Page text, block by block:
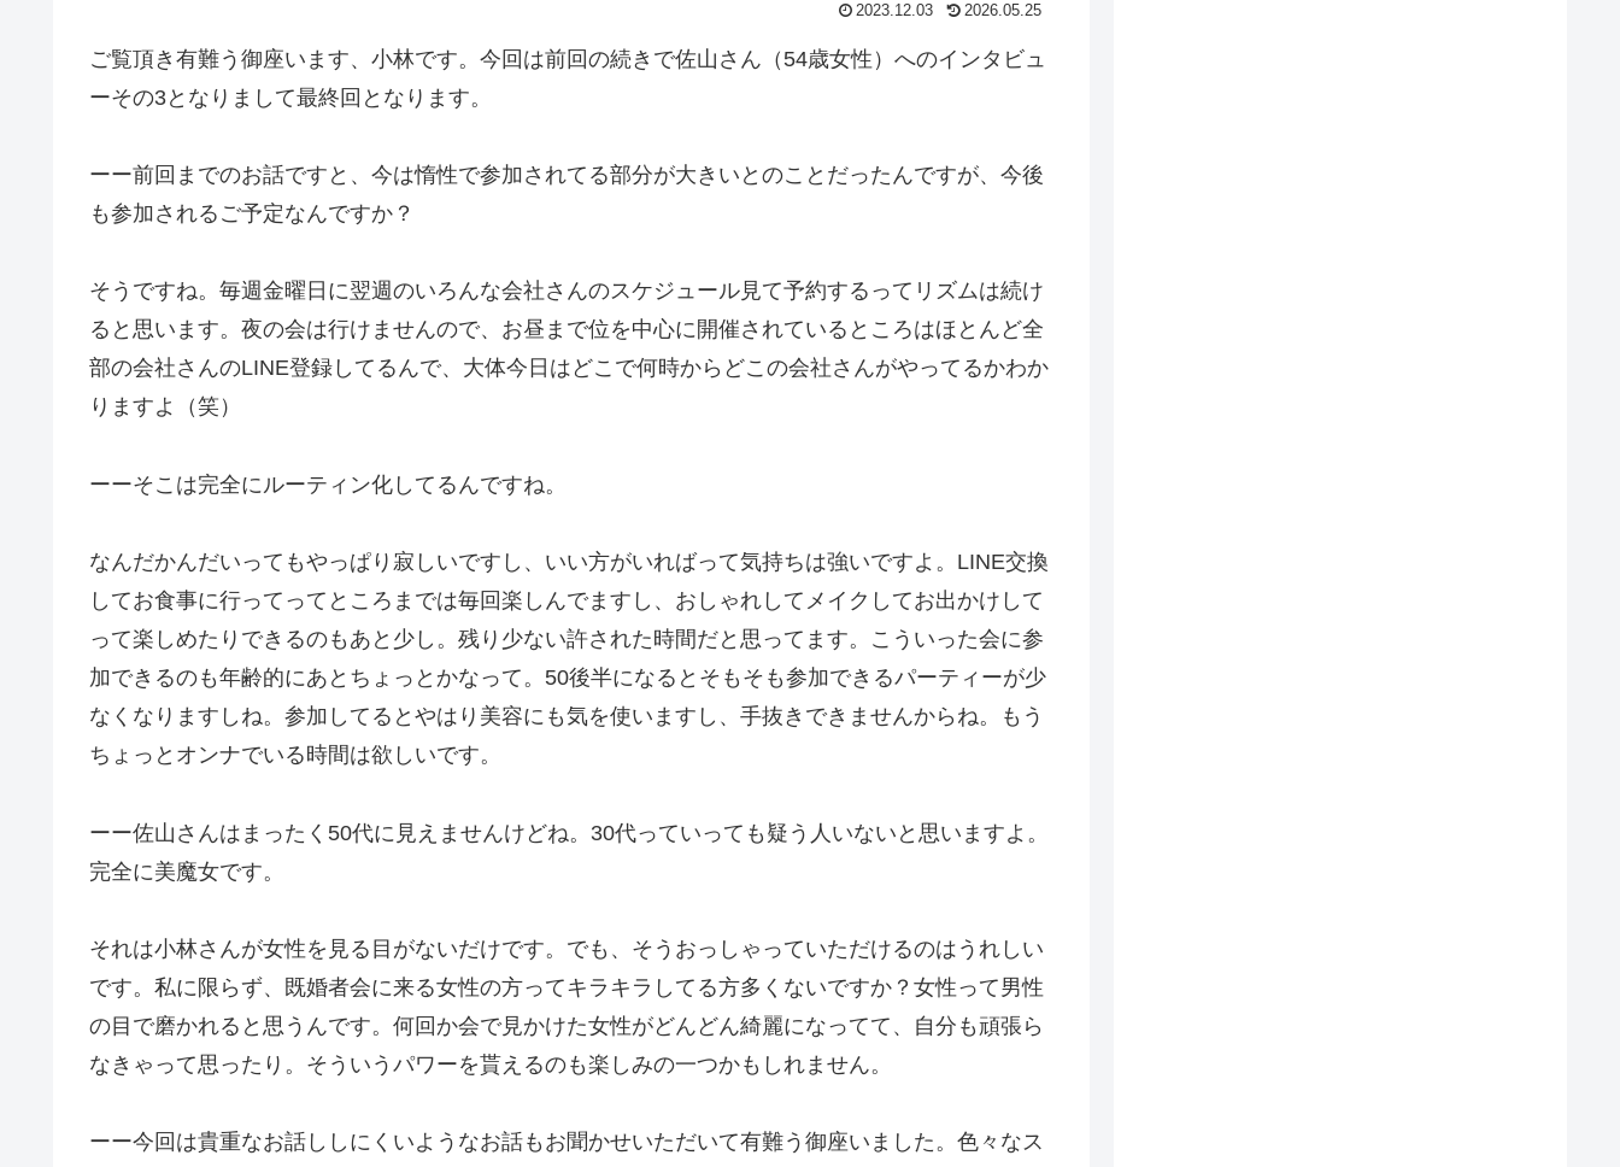
2023.12.03 2026.05.25
ご覧頂き有難う御座います、小林です。今回は前回の続きで佐山さん（54歳女性）へのインタビュ
ーその3となりまして最終回となります。
ーー前回までのお話ですと、今は惰性で参加されてる部分が大きいとのことだったんですが、今後
も参加されるご予定なんですか？
そうですね。毎週金曜日に翌週のいろんな会社さんのスケジュール見て予約するってリズムは続け
ると思います。夜の会は行けませんので、お昼まで位を中心に開催されているところはほとんど全
部の会社さんのLINE登録してるんで、大体今日はどこで何時からどこの会社さんがやってるかわか
りますよ（笑）
ーーそこは完全にルーティン化してるんですね。
なんだかんだいってもやっぱり寂しいですし、いい方がいればって気持ちは強いですよ。LINE交換
してお食事に行ってってところまでは毎回楽しんでますし、おしゃれしてメイクしてお出かけして
って楽しめたりできるのもあと少し。残り少ない許された時間だと思ってます。こういった会に参
加できるのも年齢的にあとちょっとかなって。50後半になるとそもそも参加できるパーティーが少
なくなりますしね。参加してるとやはり美容にも気を使いますし、手抜きできませんからね。もう
ちょっとオンナでいる時間は欲しいです。
ーー佐山さんはまったく50代に見えませんけどね。30代っていっても疑う人いないと思いますよ。
完全に美魔女です。
それは小林さんが女性を見る目がないだけです。でも、そうおっしゃっていただけるのはうれしい
です。私に限らず、既婚者会に来る女性の方ってキラキラしてる方多くないですか？女性って男性
の目で磨かれると思うんです。何回か会で見かけた女性がどんどん綺麗になってて、自分も頑張ら
なきゃって思ったり。そういうパワーを貰えるのも楽しみの一つかもしれません。
ーー今回は貴重なお話ししにくいようなお話もお聞かせいただいて有難う御座いました。色々なス